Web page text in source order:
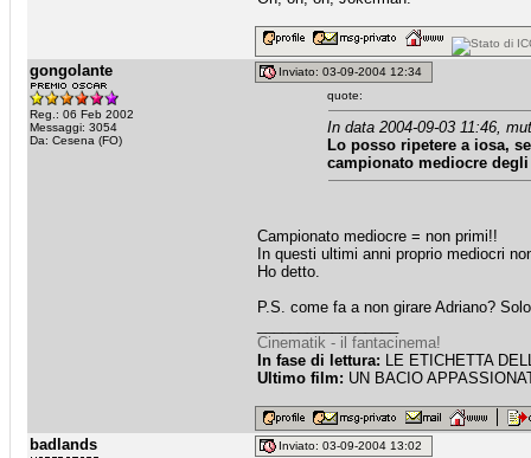
gongolante
Reg.: 06 Feb 2002
Messaggi: 3054
Da: Cesena (FO)
Inviato: 03-09-2004 12:34
quote:
In data 2004-09-03 11:46,
Lo posso ripetere a iosa,
campionato mediocre
Campionato mediocre = non primi!!
In questi ultimi anni proprio mediocri
Ho detto.
P.S. come fa a non girare Adriano?
Cinematik - il fantacinema!
In fase di lettura: LE ETICHETTA
Ultimo film: UN BACIO
badlands Inviato: 03-09-2004 13:02